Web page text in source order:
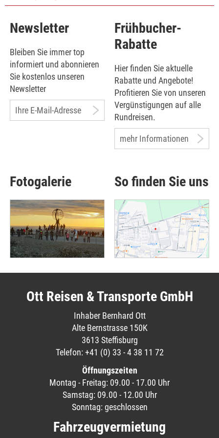
Newsletter
Bleiben Sie immer top
informiert und abonnieren
Sie kostenlos unseren
Newsletter
Ihre E-Mail-Adresse
Frühbucher-
Rabatte
Hier finden Sie aktuelle
Rabatte und Angebote!
Profitieren Sie von unseren
Vergünstigungen auf alle
Rundreisen.
mehr Informationen
Fotogalerie So finden Sie uns
Ott Reisen & Transporte GmbH
Inhaber Bernhard Ott
Alte Bernstrasse 150K
3613 Steffisburg
Telefon: +41 (0) 33 - 4 38 11 72
Öffnungszeiten
Montag - Freitag: 09.00 - 17.00 Uhr
Samstag: 09.00 - 12.00 Uhr
Sonntag: geschlossen
Fahrzeugvermietung